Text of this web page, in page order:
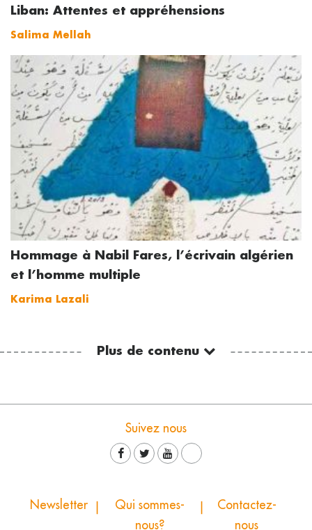
Liban: Attentes et appréhensions
Salima Mellah
Hommage à Nabil Fares, l’écrivain algérien
et l’homme multiple
Karima Lazali
Plus de contenu
Suivez nous
Newsletter
Qui sommes-
nous?
Contactez-
nous